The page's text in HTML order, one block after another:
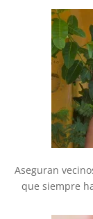
Aseguran
que siempre